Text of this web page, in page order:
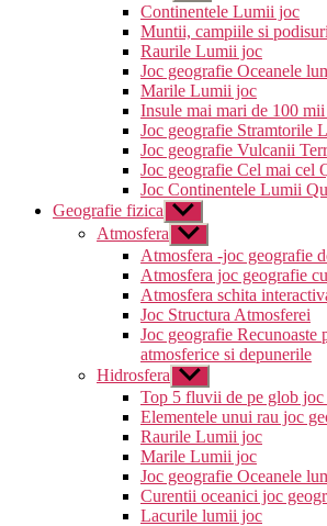
submeniul
Continentele Lumii joc
Muntii, campiile si
Raurile Lumii joc
Joc geografie Oceanele
Marile Lumii joc
Insule mai mari de 100
Joc geografie Stramtorile
Joc geografie Vulcanii
Joc geografie Cel mai cel
Joc Continentele Lumii
Geografie fizica Arată
submeniul
Atmosfera Arată
submeniul
Atmosfera -joc geografie
Atmosfera joc geografie
Atmosfera schita
Joc Structura Atmosferei
Joc geografie Recunoaste
atmosferice si depunerile
Hidrosfera Arată
submeniul
Top 5 fluvii de pe glob joc
Elementele unui rau joc
Raurile Lumii joc
Marile Lumii joc
Joc geografie Oceanele
Curentii oceanici joc
Lacurile lumii joc